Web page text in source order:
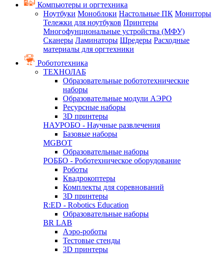
Компьютеры и оргтехника
Ноутбуки Моноблоки Настольные ПК Мониторы
Тележки для ноутбуков Принтеры
Многофунциональные устройства (МФУ)
Сканеры Ламинаторы Шредеры Расходные
материалы для оргтехники
Робототехника
ТЕХНОЛАБ
Образовательные робототехнические
наборы
Образовательные модули АЭРО
Ресурсные наборы
3D принтеры
НАУРОБО - Научные развлечения
Базовые наборы
MGBOT
Образовательные наборы
РОББО - Роботехническое оборудование
Роботы
Квадрокоптеры
Комплекты для соревнований
3D принтеры
R:ED - Robotics Education
Образовательные наборы
BR LAB
Аэро-роботы
Тестовые стенды
3D принтеры